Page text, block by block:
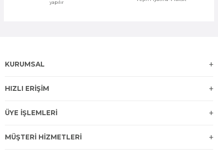
yapılır
KURUMSAL
HIZLI ERİŞİM
ÜYE İŞLEMLERİ
MÜŞTERİ HİZMETLERİ